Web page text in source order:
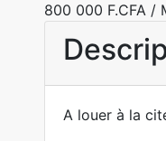
800 000 F.CFA /
A louer à la